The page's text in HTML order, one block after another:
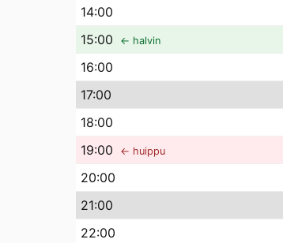
14:00
15:00 ← halvin
16:00
17:00
18:00
19:00 ← huippu
20:00
21:00
22:00